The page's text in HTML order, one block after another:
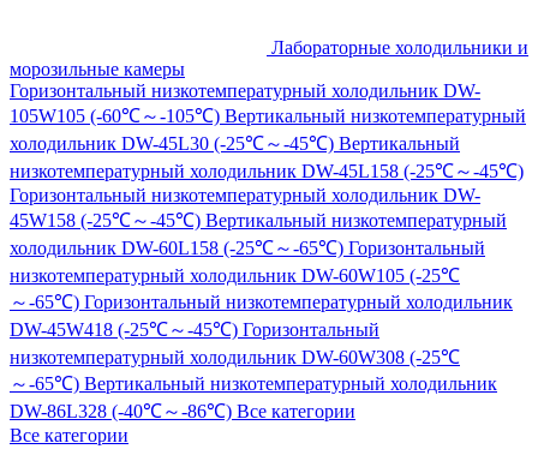
Лабораторные холодильники и
морозильные камеры
Горизонтальный низкотемпературный холодильник DW-
105W105 (-60℃～-105℃) Вертикальный низкотемпературный
холодильник DW-45L30 (-25℃～-45℃) Вертикальный
низкотемпературный холодильник DW-45L158 (-25℃～-45℃)
Горизонтальный низкотемпературный холодильник DW-
45W158 (-25℃～-45℃) Вертикальный низкотемпературный
холодильник DW-60L158 (-25℃～-65℃) Горизонтальный
низкотемпературный холодильник DW-60W105 (-25℃
～-65℃) Горизонтальный низкотемпературный холодильник
DW-45W418 (-25℃～-45℃) Горизонтальный
низкотемпературный холодильник DW-60W308 (-25℃
～-65℃) Вертикальный низкотемпературный холодильник
DW-86L328 (-40℃～-86℃) Все категории
Все категории